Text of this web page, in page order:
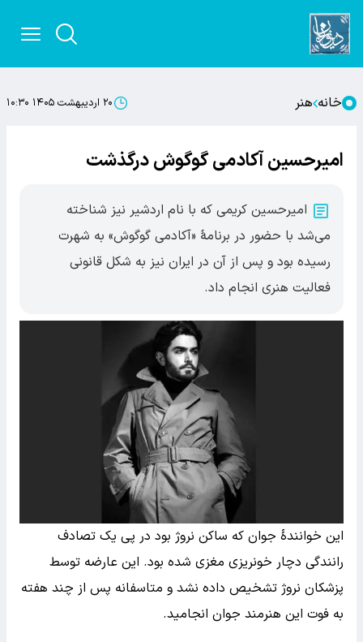
خانه هنر ۲۰ اردیبهشت ۱۴۰۵ ۱۰:۳۰
امیرحسین آکادمی گوگوش درگذشت
امیرحسین کریمی که با نام اردشیر نیز شناخته
می‌شد با حضور در برنامهٔ «آکادمی گوگوش» به شهرت
رسیده بود و پس از آن در ایران نیز به شکل قانونی
فعالیت هنری انجام داد.
این خوانندهٔ جوان که ساکن نروژ بود در پی یک تصادف
رانندگی دچار خونریزی مغزی شده بود. این عارضه توسط
پزشکان نروژ تشخیص داده نشد و متاسفانه پس از چند هفته
به فوت این هنرمند جوان انجامید.